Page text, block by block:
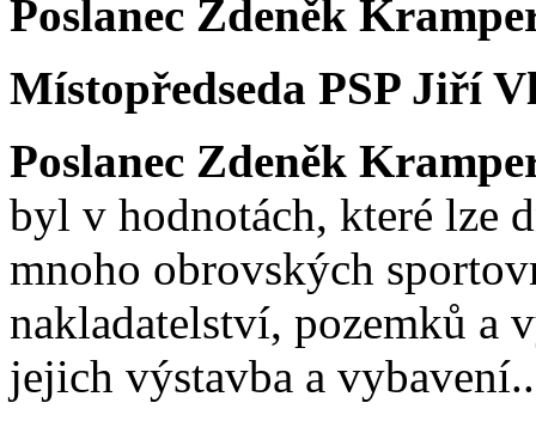
Poslanec Zdeněk
Místopředseda PSP Jiří
Poslanec Zdeněk
byl v hodnotách, které lze
mnoho obrovských
nakladatelství, pozemků a
jejich výstavba a